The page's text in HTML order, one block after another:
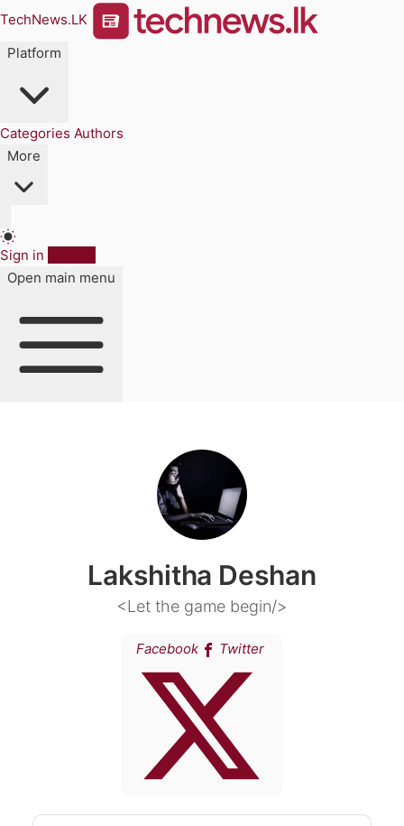
TechNews.LK
Platform
Categories Authors
More
Sign in
Open main menu
Lakshitha Deshan
<Let the game begin/>
Facebook Twitter